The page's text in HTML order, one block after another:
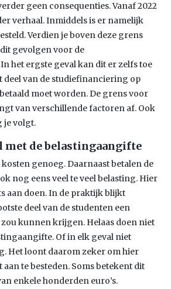
geen consequenties. Vanaf 2022
verhaal. Inmiddels is er namelijk
Verdien je boven deze grens
gevolgen voor de
het ergste geval kan dit er zelfs toe
deel van de studiefinanciering op
moet worden. De grens voor
van verschillende factoren af. Ook
je volgt.
met de belastingaangifte
kosten genoeg. Daarnaast betalen de
nog eens veel te veel belasting. Hier
aan doen. In de praktijk blijkt
deel van de studenten een
kunnen krijgen. Helaas doen niet
Of in elk geval niet
Het loont daarom zeker om hier
aan te besteden. Soms betekent dit
enkele honderden euro’s.